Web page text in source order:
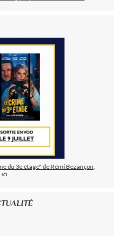
du 3e étage" de Rémi Bezançon,
ici